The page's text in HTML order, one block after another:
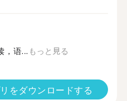
，语... もっと見る
をダウンロードする